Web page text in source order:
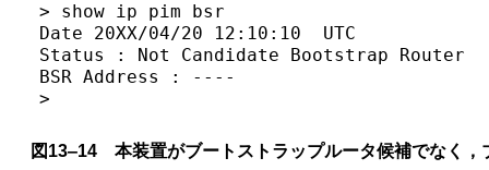
> show ip pim bsr
Date 20XX/04/20 12:10:10  UTC
Status : Not Candidate Bootstrap Router
BSR Address : ----
>
図13‒14 本装置がブートストラップルータ候補でなく